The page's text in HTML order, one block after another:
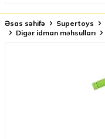
Əsas səhifə Supertoys
Digər idman məhsulları